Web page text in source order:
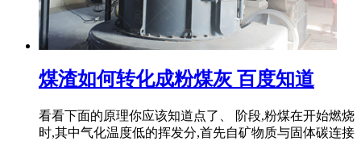
煤渣如何转化成粉煤灰 百度知道
看看下面的原理你应该知道点了、 阶段,粉煤在开始燃烧
时,其中气化温度低的挥发分,首先自矿物质与固体碳连接